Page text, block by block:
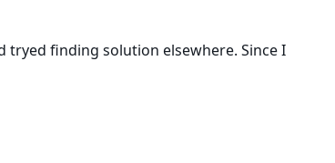
finding solution elsewhere. Since I